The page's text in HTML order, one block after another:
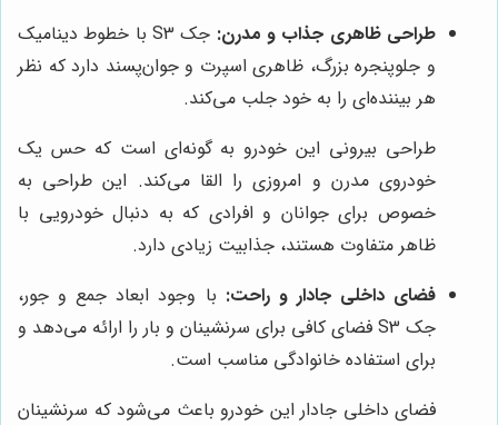
طراحی ظاهری جذاب و مدرن:
جک S3 با خطوط دینامیک
و جلوپنجره بزرگ، ظاهری اسپرت و جوان‌پسند دارد که نظر
هر بیننده‌ای را به خود جلب می‌کند.
طراحی بیرونی این خودرو به گونه‌ای است که حس یک
خودروی مدرن و امروزی را القا می‌کند. این طراحی به
خصوص برای جوانان و افرادی که به دنبال خودرویی با
ظاهر متفاوت هستند، جذابیت زیادی دارد.
فضای داخلی جادار و راحت: با وجود ابعاد جمع و جور،
جک S3 فضای کافی برای سرنشینان و بار را ارائه می‌دهد و
برای استفاده خانوادگی مناسب است.
فضای داخلی جادار این خودرو باعث می‌شود که سرنشینان